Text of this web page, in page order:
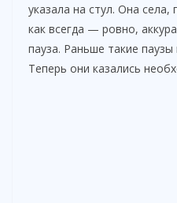
указала на стул. Она
как всегда — ровно,
пауза. Раньше такие
Теперь они казались